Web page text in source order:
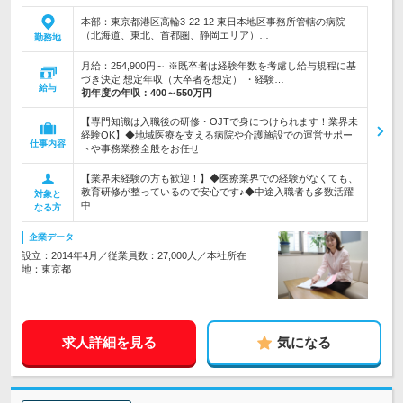
勤務地
本部：東京都港区高輪3-22-12 東日本地区事務所管轄の病院
（北海道、東北、首都圏、静岡エリア）…
給与
月給：254,900円～ ※既卒者は経験年数を考慮し給与規程に基
づき決定 想定年収（大卒者を想定） ・経験…
初年度の年収： 400～550万円
仕事内容
【専門知識は入職後の研修・OJTで身につけられます！業界未
経験OK】◆地域医療を支える病院や介護施設での運営サポー
トや事務業務全般をお任せ
対象と
なる方
【業界未経験の方も歓迎！】◆医療業界での経験がなくても、
教育研修が整っているので安心です♪◆中途入職者も多数活躍
中
企業データ
設立：2014年4月／従業員数：27,000人／本社所在
地：東京都
求人詳細を見る 気になる